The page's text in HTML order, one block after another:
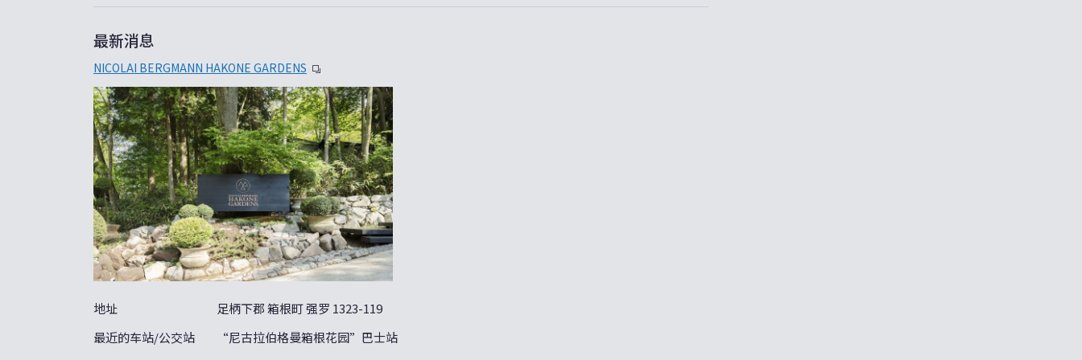
最新消息
NICOLAI BERGMANN HAKONE GARDENS
地址
足柄下郡 箱根町 强罗 1323-119
最近的车站/公交站
“尼古拉伯格曼箱根花园”巴士站